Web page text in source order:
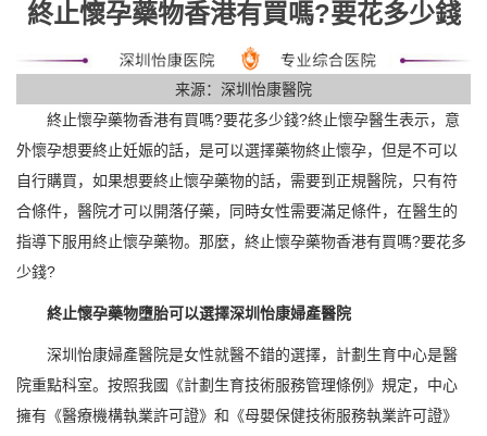
終止懷孕藥物香港有買嗎?要花多少錢
来源：深圳怡康醫院
終止懷孕藥物香港有買嗎?要花多少錢?終止懷孕醫生表示，意
外懷孕想要終止妊娠的話，是可以選擇藥物終止懷孕，但是不可以
自行購買，如果想要終止懷孕藥物的話，需要到正規醫院，只有符
合條件，醫院才可以開落仔藥，同時女性需要滿足條件，在醫生的
指導下服用終止懷孕藥物。那麼，終止懷孕藥物香港有買嗎?要花多
少錢?
終止懷孕藥物墮胎可以選擇深圳怡康婦產醫院
深圳怡康婦產醫院是女性就醫不錯的選擇，計劃生育中心是醫
院重點科室。按照我國《計劃生育技術服務管理條例》規定，中心
擁有《醫療機構執業許可證》和《母嬰保健技術服務執業許可證》